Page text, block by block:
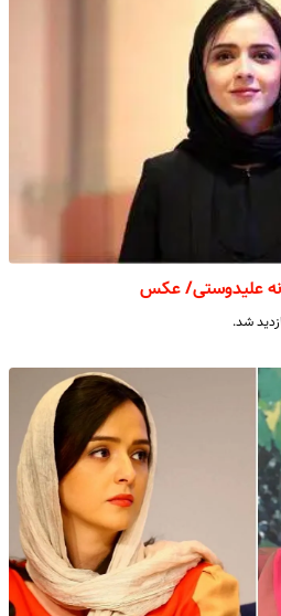
علیدوستی/ عکس
شد.